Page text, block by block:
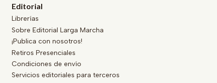
Editorial
Librerías
Sobre Editorial Larga Marcha
¡Publica con nosotros!
Retiros Presenciales
Condiciones de envío
Servicios editoriales para terceros